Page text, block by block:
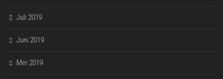
Juli 2019
Juni 2019
Mei 2019